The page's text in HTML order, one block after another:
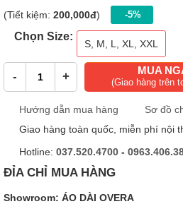
(Tiết kiệm: 200,000đ) -5%
Chọn Size:
S, M, L, XL, XXL
- + MUA
(Giao hàng trên
Hướng dẫn mua hàng
Sơ đồ
Giao hàng toàn quốc, miễn phí nội
Hotline: 037.520.4700 -
ĐỈA CHỈ MUA HÀNG
Showroom: ÁO DÀI OVERA